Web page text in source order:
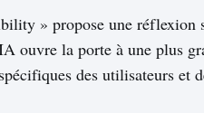
» propose une réflexion
ouvre la porte à une plus
des utilisateurs et